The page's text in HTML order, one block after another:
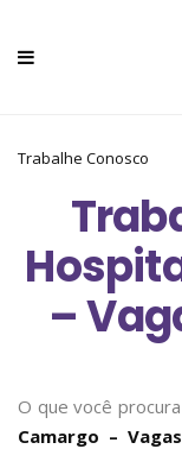
Trabalhe Conosco
–
O que você
Camargo –